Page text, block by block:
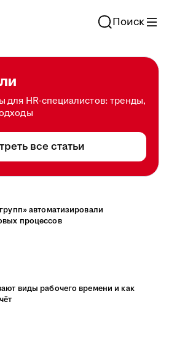
Поиск
для HR-специалистов: тренды,
все статьи
автоматизировали
процессов
виды рабочего времени и как